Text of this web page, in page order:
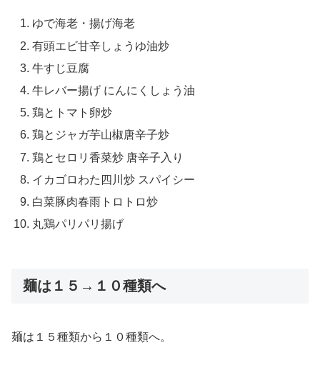
ゆで海老・揚げ海老
有頭エビ甘辛しょうゆ油炒
牛すじ豆腐
牛レバー揚げ にんにくしょう油
鶏とトマト卵炒
鶏とジャガ芋山椒唐辛子炒
鶏とセロリ香菜炒 唐辛子入り
イカゴロわた四川炒 スパイシー
白菜豚肉春雨トロトロ炒
丸鶏パリパリ揚げ
麺は１５→１０種類へ
麺は１５種類から１０種類へ。